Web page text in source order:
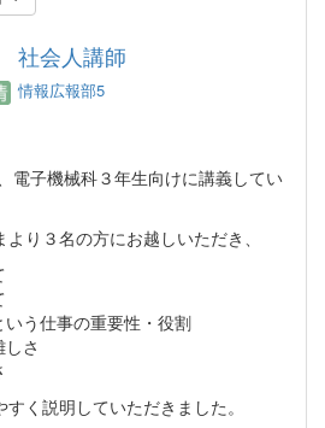
会人講師
情報広報部5
電子機械科３年生向けに講義してい
り３名の方にお越しいただき、
う仕事の重要性・役割
さ
く説明していただきました。